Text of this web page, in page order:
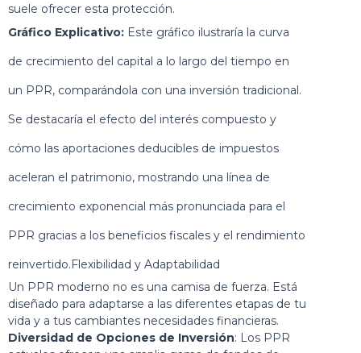
suele ofrecer esta protección.
Gráfico Explicativo: Este gráfico ilustraría la curva
de crecimiento del capital a lo largo del tiempo en
un PPR, comparándola con una inversión tradicional.
Se destacaría el efecto del interés compuesto y
cómo las aportaciones deducibles de impuestos
aceleran el patrimonio, mostrando una línea de
crecimiento exponencial más pronunciada para el
PPR gracias a los beneficios fiscales y el rendimiento
reinvertido.Flexibilidad y Adaptabilidad
Un PPR moderno no es una camisa de fuerza. Está
diseñado para adaptarse a las diferentes etapas de tu
vida y a tus cambiantes necesidades financieras.
Diversidad de Opciones de Inversión: Los PPR